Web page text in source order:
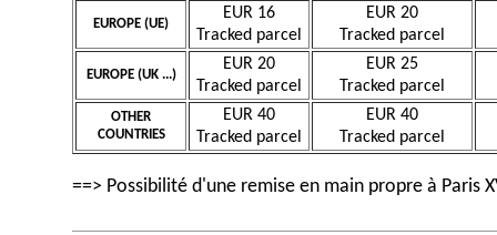
EUROPE (UE)
EUR 16
Tracked parcel
EUR 20
Tracked parcel
EUROPE (UK ...)
EUR 20
Tracked parcel
EUR 25
Tracked parcel
OTHER
COUNTRIES
EUR 40
Tracked parcel
EUR 40
Tracked parcel
==> Possibilité d'une remise en main propre à Paris